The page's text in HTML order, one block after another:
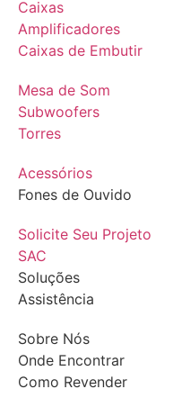
Caixas
Amplificadores
Caixas de Embutir
Mesa de Som
Subwoofers
Torres
Acessórios
Fones de Ouvido
Solicite Seu Projeto
SAC
Soluções
Assistência
Sobre Nós
Onde Encontrar
Como Revender